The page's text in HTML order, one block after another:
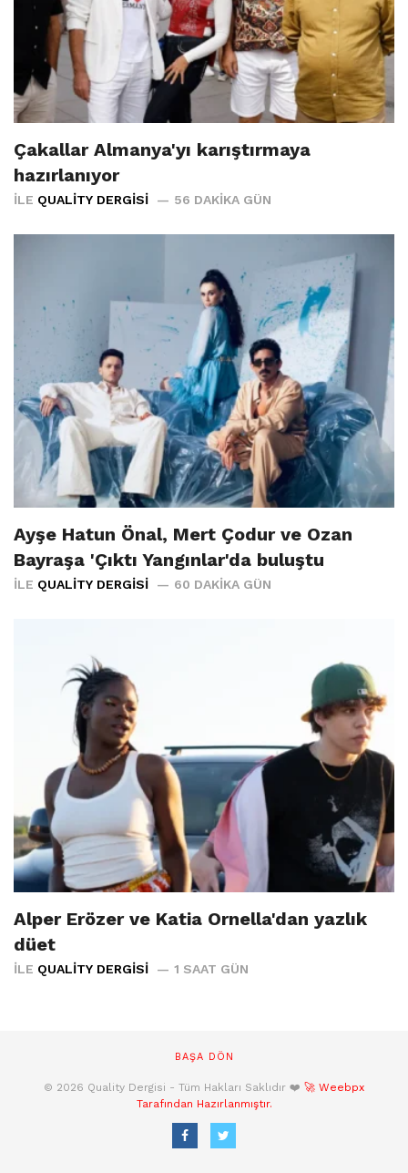
Çakallar Almanya'yı karıştırmaya
hazırlanıyor
İLE QUALITY DERGISI 56 DAKIKA GÜN
Ayşe Hatun Önal, Mert Çodur ve Ozan
Bayraşa 'Çıktı Yangınlar'da buluştu
İLE QUALITY DERGISI 60 DAKIKA GÜN
Alper Erözer ve Katia Ornella'dan yazlık
düet
İLE QUALITY DERGISI 1 SAAT GÜN
BAŞA DÖN
© 2026 Quality Dergisi - Tüm Hakları Saklıdır ❤️ 🚀 Weebpx
Tarafından Hazırlanmıştır.